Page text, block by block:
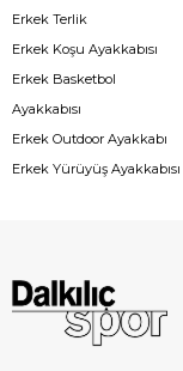
Erkek Terlik
Erkek Koşu Ayakkabısı
Erkek Basketbol
Ayakkabısı
Erkek Outdoor Ayakkabı
Erkek Yürüyüş Ayakkabısı